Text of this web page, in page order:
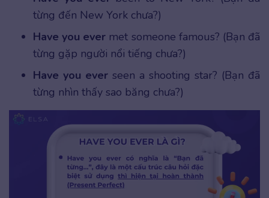
từng đến New York chưa?)
Have you ever met someone famous? (Bạn đã
từng gặp người nổi tiếng chưa?)
Have you ever seen a shooting star? (Bạn đã
từng nhìn thấy sao băng chưa?)